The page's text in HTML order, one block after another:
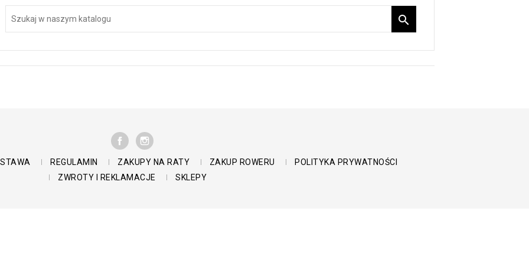

FACEBOOKINSTAGRAM
REGULAMIN ZAKUPY NA RATY ZAKUP ROWERU
POLITYKA PRYWATNOŚCI
ZWROTY I REKLAMACJE
SKLEPY